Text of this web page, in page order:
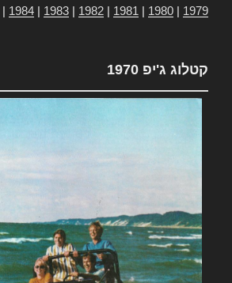
1979
1980
1981
1982
1983
1984
קטלוג ג'יפ 1970